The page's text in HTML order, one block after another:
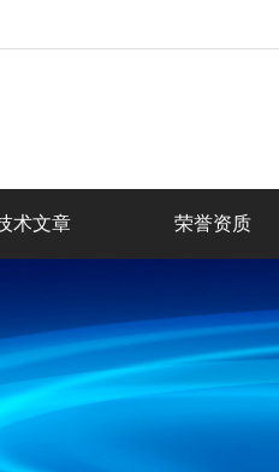
术文章 荣誉资质